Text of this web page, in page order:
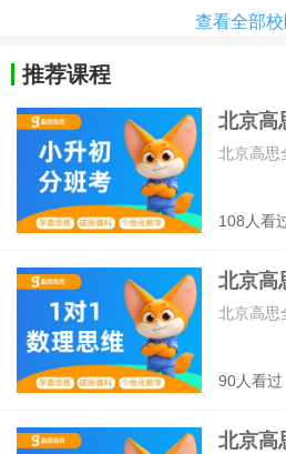
查看全部校
推荐课程
北京高
绍
108人看
北京高思
北京高
班
90人看过
北京高思
北京高